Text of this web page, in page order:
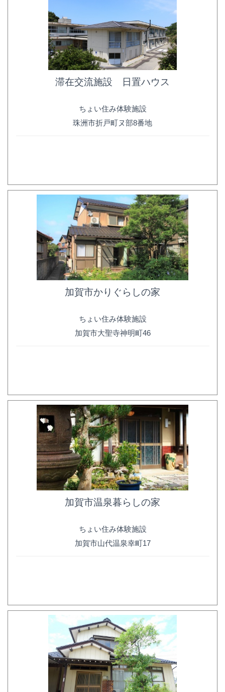
滞在交流施設 日置ハウス
ちょい住み体験施設
珠洲市折戸町ヌ部8番地
加賀市かりぐらしの家
ちょい住み体験施設
加賀市大聖寺神明町46
加賀市温泉暮らしの家
ちょい住み体験施設
加賀市山代温泉幸町17